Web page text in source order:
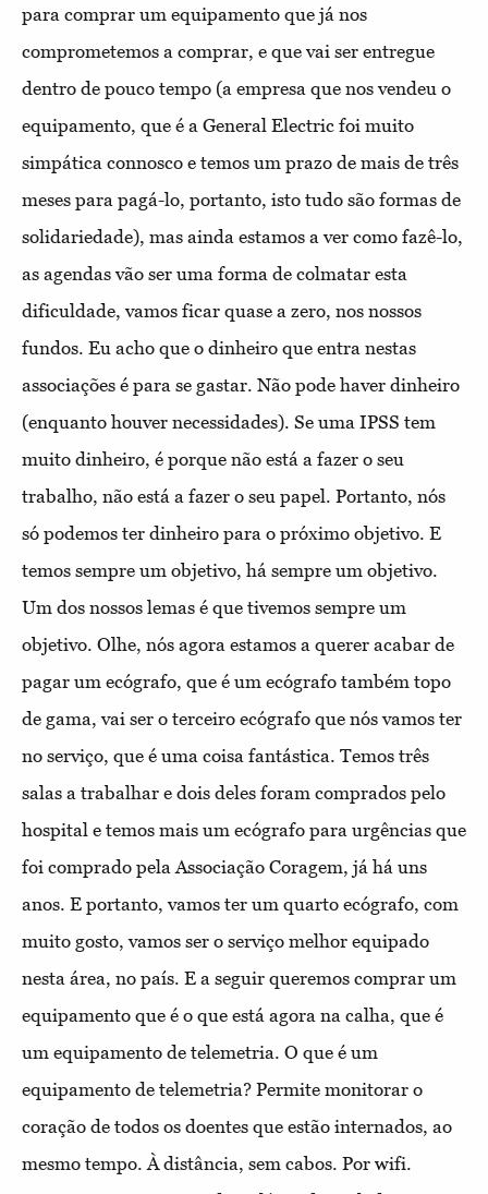
para comprar um equipamento que já nos
comprometemos a comprar, e que vai ser entregue
dentro de pouco tempo (a empresa que nos vendeu o
equipamento, que é a General Electric foi muito
simpática connosco e temos um prazo de mais de três
meses para pagá-lo, portanto, isto tudo são formas de
solidariedade), mas ainda estamos a ver como fazê-lo,
as agendas vão ser uma forma de colmatar esta
dificuldade, vamos ficar quase a zero, nos nossos
fundos. Eu acho que o dinheiro que entra nestas
associações é para se gastar. Não pode haver dinheiro
(enquanto houver necessidades). Se uma IPSS tem
muito dinheiro, é porque não está a fazer o seu
trabalho, não está a fazer o seu papel. Portanto, nós
só podemos ter dinheiro para o próximo objetivo. E
temos sempre um objetivo, há sempre um objetivo.
Um dos nossos lemas é que tivemos sempre um
objetivo. Olhe, nós agora estamos a querer acabar de
pagar um ecógrafo, que é um ecógrafo também topo
de gama, vai ser o terceiro ecógrafo que nós vamos ter
no serviço, que é uma coisa fantástica. Temos três
salas a trabalhar e dois deles foram comprados pelo
hospital e temos mais um ecógrafo para urgências que
foi comprado pela Associação Coragem, já há uns
anos. E portanto, vamos ter um quarto ecógrafo, com
muito gosto, vamos ser o serviço melhor equipado
nesta área, no país. E a seguir queremos comprar um
equipamento que é o que está agora na calha, que é
um equipamento de telemetria. O que é um
equipamento de telemetria? Permite monitorar o
coração de todos os doentes que estão internados, ao
mesmo tempo. À distância, sem cabos. Por wifi.